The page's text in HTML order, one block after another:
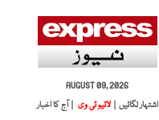
AUGUST 09, 2026
اشتہار لگائیں |
لائیو ٹی وی | آج کا اخبار